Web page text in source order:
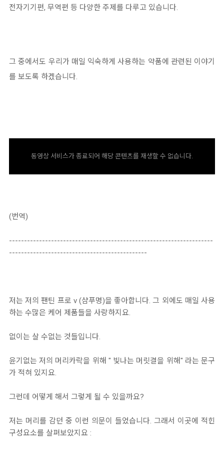
전자기기편, 무역편 등 다양한 주제를 다루고 있습니다.
그 중에서도 우리가 매일 익숙하게 사용하는 약품에 관련된 이야기
를 보도록 하겠습니다.
동영상 서비스가 종료되어 해당 콘텐츠를 재생할 수 없습니다.
(번역)
--------------------------------------------------------------------
----------------------------------------------
저는 저의 팬틴 프로 v (샴푸명)을 좋아합니다. 그 외에도 매일 사용
하는 수많은 케어 제품들을 사랑하지요.
없이는 살 수없는 것들입니다.
윤기없는 저의 머리카락을 위해 " 빛나는 머릿결을 위해" 라는 문구
가 적혀 있지요.
그런데 어떻게 해서 그렇게 될 수 있을까요?
저는 머리를 감던 중 이런 의문이 들었습니다. 그래서 이곳에 적힌
구성요소를 살펴보았지요 :